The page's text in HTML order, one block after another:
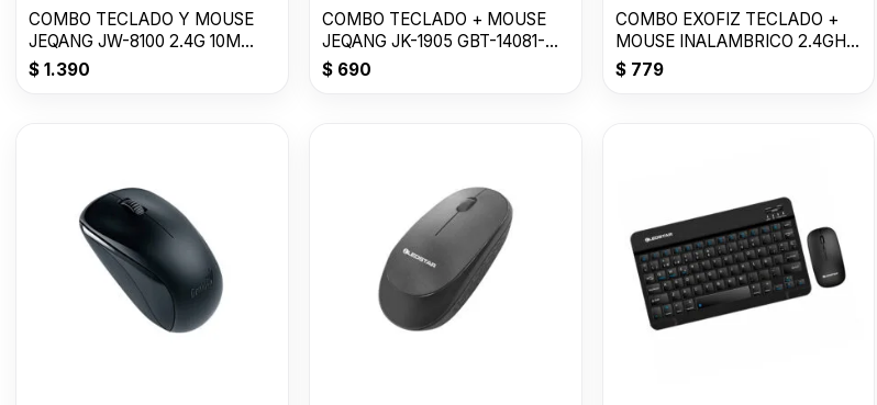
COMBO TECLADO Y MOUSE
JEQANG JW-8100 2.4G 10M
USB GTB-14081-
$ 1.390
COMBO TECLADO + MOUSE
JEQANG JK-1905 GBT-14081-
2010
$690
COMBO EXOFIZ TECLADO +
MOUSE INALAMBRICO 2.4GHz.
CO-02
$779